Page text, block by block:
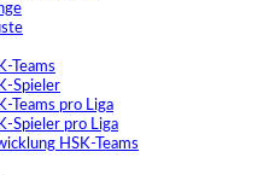
Teams
Spieler
Teams pro Liga
Spieler pro Liga
HSK-Teams